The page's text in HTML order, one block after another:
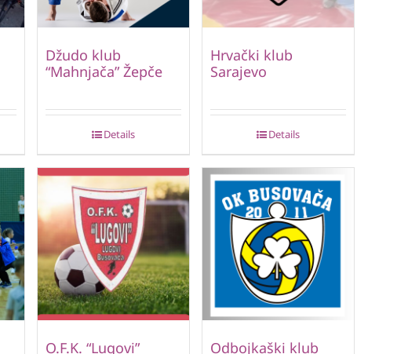
Džudo klub
“Mahnjača” Žepče
Details
Hrvački klub
Sarajevo
Details
O.F.K. “Lugovi”
Odbojkaški klub